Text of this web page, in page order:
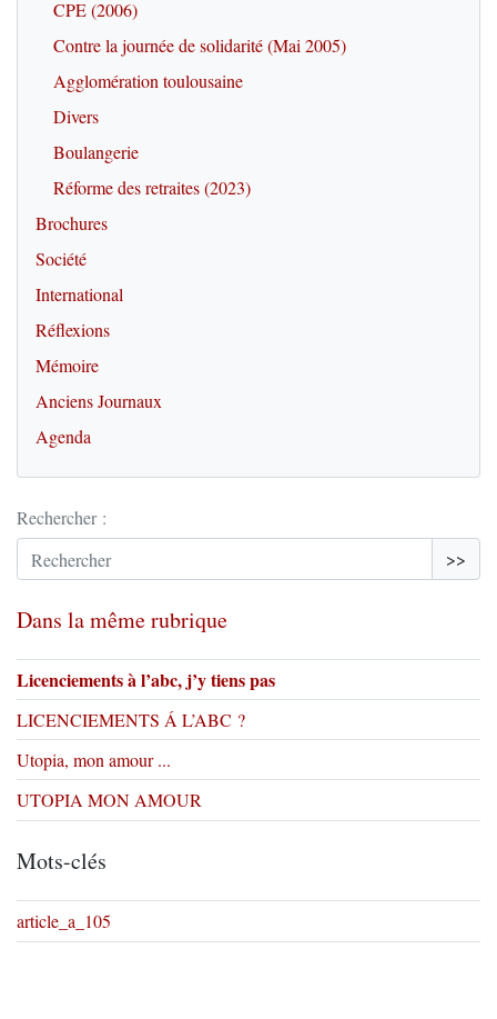
CPE (2006)
Contre la journée de solidarité (Mai 2005)
Agglomération toulousaine
Divers
Boulangerie
Réforme des retraites (2023)
Brochures
Société
International
Réflexions
Mémoire
Anciens Journaux
Agenda
Rechercher :
>>
Dans la même rubrique
Licenciements à l’abc, j’y tiens pas
LICENCIEMENTS Á L’ABC ?
Utopia, mon amour ...
UTOPIA MON AMOUR
Mots-clés
article_a_105